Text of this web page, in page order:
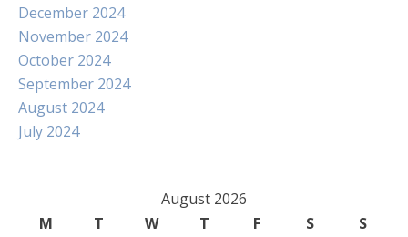
December 2024
November 2024
October 2024
September 2024
August 2024
July 2024
August 2026
M
T W T F S S